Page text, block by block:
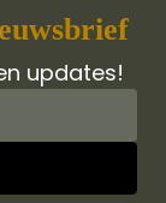
updates!